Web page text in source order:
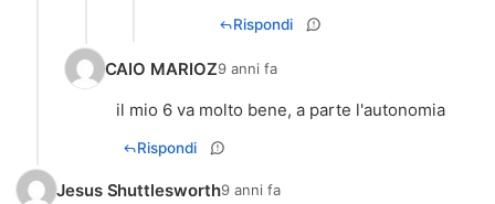
Rispondi
CAIO MARIOZ9 anni fa
il mio 6 va molto bene, a parte l'autonomia
Rispondi
Jesus Shuttlesworth9 anni fa